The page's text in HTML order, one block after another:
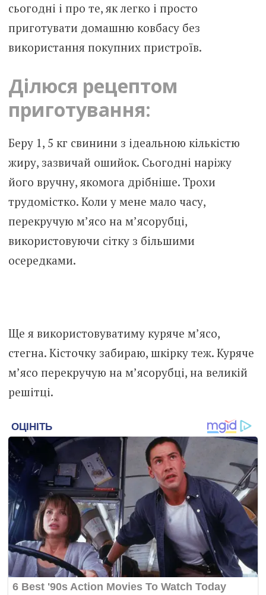
сьогодні і про те, як легко і просто
приготувати домашню ковбасу без
використання покупних пристроїв.
Ділюся рецептом
приготування:
Беру 1, 5 кг свинини з ідеальною кількістю
жиру, зазвичай ошийок. Сьогодні наріжу
його вручну, якомога дрібніше. Трохи
трудомістко. Коли у мене мало часу,
перекручую м’ясо на м’ясорубці,
використовуючи сітку з більшими
осередками.
Ще я використовуватиму куряче м’ясо,
стегна. Кісточку забираю, шкірку теж. Куряче
м’ясо перекручую на м’ясорубці, на великій
решітці.